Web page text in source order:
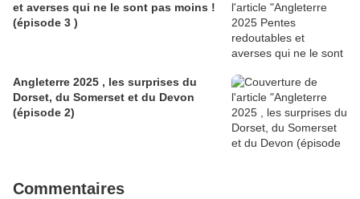
et averses qui ne le sont pas moins !
(épisode 3 )
Angleterre 2025 , les surprises du
Dorset, du Somerset et du Devon
(épisode 2)
Commentaires